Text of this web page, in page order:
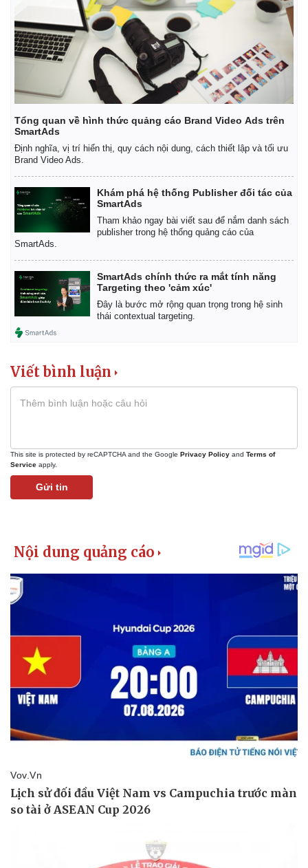
Pháp luật
Việt Nam
Tổng quan về hình thức quảng cáo Brand Video Ads trên
SmartAds
Định nghĩa, vị trí hiển thị, quy cách nội dung, cách thiết lập và tối ưu
Brand Video Ads.
Khám phá hệ thống Publisher đối tác của
SmartAds
Tham khảo ngay bài viết sau để nắm danh sách
publisher trong hệ thống quảng cáo của
SmartAds.
SmartAds chính thức ra mắt tính năng
Targeting theo 'cảm xúc'
Đây là bước mở rộng quan trọng trong hệ sinh
thái contextual targeting.
Viết bình luận
This site is protected by reCAPTCHA and the Google Privacy Policy and Terms of
Service apply.
Gửi tin